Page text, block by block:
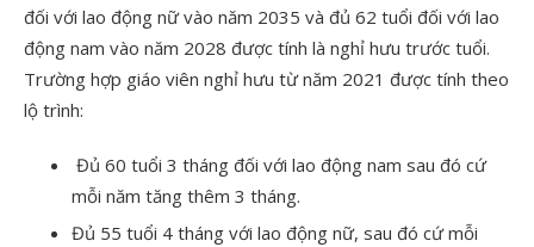
đối với lao động nữ vào năm 2035 và đủ 62 tuổi đối với lao
động nam vào năm 2028 được tính là nghỉ hưu trước tuổi.
Trường hợp giáo viên nghỉ hưu từ năm 2021 được tính theo
lộ trình:
Đủ 60 tuổi 3 tháng đối với lao động nam sau đó cứ
mỗi năm tăng thêm 3 tháng.
Đủ 55 tuổi 4 tháng với lao động nữ, sau đó cứ mỗi